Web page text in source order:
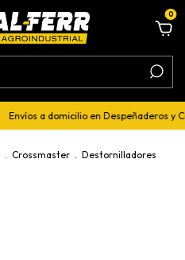
0
Envíos a domicilio en Despeñaderos y
. Crossmaster . Destornilladores